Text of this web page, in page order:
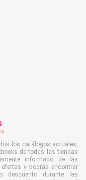
los catálogos actuales,
de todas las tiendas
informado de las
y podrás encontrar
descuento durante las